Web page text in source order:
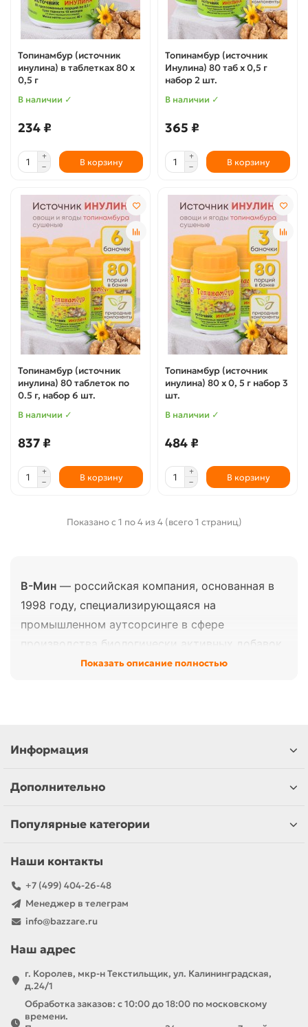
Топинамбур (источник
инулина) в таблетках 80 х
0,5 г
В наличии ✓
234 ₽
В корзину
Топинамбур (источник
Инулина) 80 таб х 0,5 г
набор 2 шт.
В наличии ✓
365 ₽
В корзину
Топинамбур (источник
инулина) 80 таблеток по
0.5 г, набор 6 шт.
В наличии ✓
837 ₽
В корзину
Топинамбур (источник
инулина) 80 х 0, 5 г набор 3
шт.
В наличии ✓
484 ₽
В корзину
Показано с 1 по 4 из 4 (всего 1 страниц)
В-Мин — российская компания, основанная в
1998 году, специализирующаяся на
промышленном аутсорсинге в сфере
производства биологически активных добавок,
продуктов для здоровья и
продукции для 60+ заказчиков из России и
Ассортимент в нашем магазине:
продукт с высоким содержанием инулина
В-Мин — это
современными технологиями. Компания
предлагает качественные продукты для
здоровья, производимые по международным
Показать описание полностью
Информация
Дополнительно
Популярные категории
Наши контакты
+7 (499) 404-26-48
Менеджер в телеграм
info@bazzare.ru
Наш адрес
г. Королев, мкр-н Текстильщик, ул. Калининградская,
д.24/1
Обработка заказов: с 10:00 до 18:00 по московскому
времени.